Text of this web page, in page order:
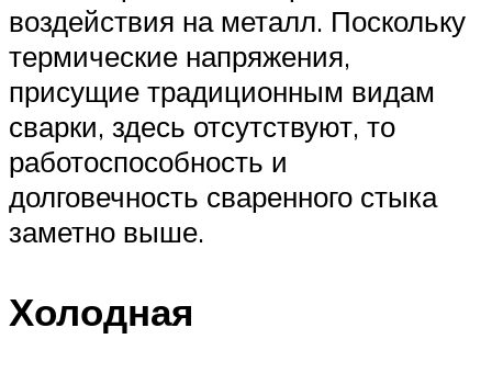
воздействия на металл. Поскольку
термические напряжения,
присущие традиционным видам
сварки, здесь отсутствуют, то
работоспособность и
долговечность сваренного стыка
заметно выше.
Холодная